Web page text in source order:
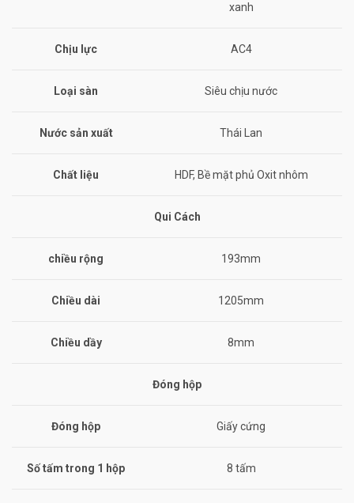
xanh
Chịu lực AC4
Loại sàn Siêu chịu nước
Nước sản xuất Thái Lan
Chất liệu HDF, Bề mặt phủ Oxit nhôm
Qui Cách
chiều rộng 193mm
Chiều dài 1205mm
Chiều dầy 8mm
Đóng hộp
Đóng hộp Giấy cứng
Số tấm trong 1 hộp 8 tấm